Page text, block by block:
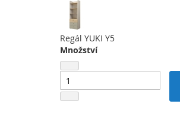
Regál YUKI Y5
Množství